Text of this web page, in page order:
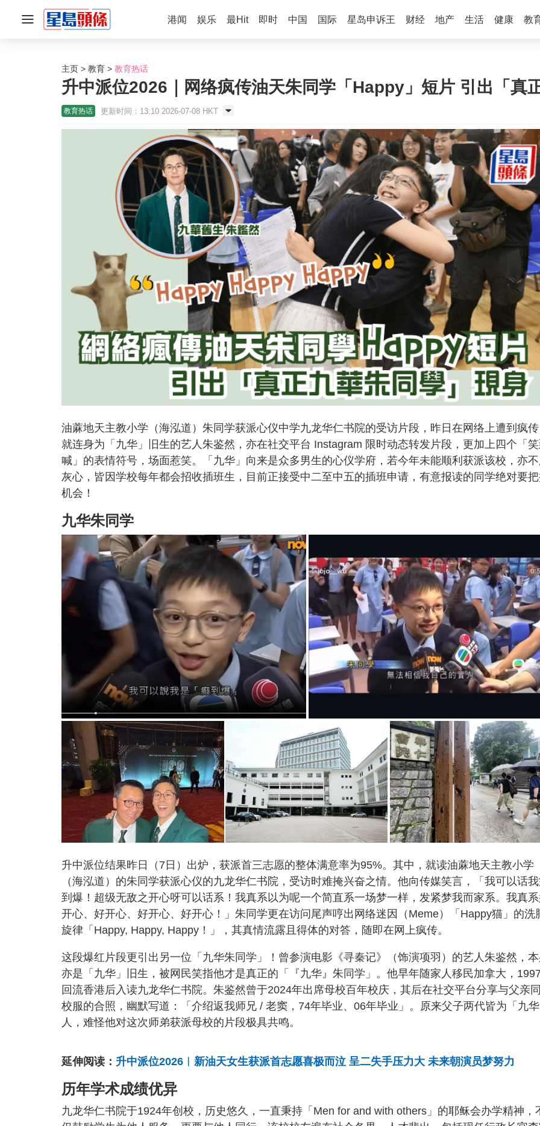
港闻 娱乐 最Hit 即时 中国 国际 星岛申诉王 财经 地产 生活 健康 教
主页 教育 教育热话
升中派位2026｜网络疯传油天朱同学「Happy」短片 引出「真
教育热话 更新时间：13:10 2026-07-08 HKT
油蔴地天主教小学（海泓道）朱同学获派心仪中学九龙华仁书院的受访片段，昨日在网络上遭到疯传
就连身为「九华」旧生的艺人朱鉴然，亦在社交平台 Instagram 限时动态转发片段，更加上四个「笑
喊」的表情符号，场面惹笑。「九华」向来是众多男生的心仪学府，若今年未能顺利获派该校，亦不
灰心，皆因学校每年都会招收插班生，目前正接受中二至中五的插班申请，有意报读的同学绝对要
机会！
九华朱同学
升中派位结果昨日（7日）出炉，获派首三志愿的整体满意率为95%。其中，就读油蔴地天主教小学
（海泓道）的朱同学获派心仪的九龙华仁书院，受访时难掩兴奋之情。他向传媒笑言，「我可以话
到爆！超级无敌之开心呀可以话系！我真系以为呢一个简直系一场梦一样，发紧梦我而家系。我真
开心、好开心、好开心、好开心！」朱同学更在访问尾声哼出网络迷因（Meme）「Happy猫」的洗
旋律「Happy, Happy, Happy！」，其真情流露且得体的对答，随即在网上疯传。
这段爆红片段更引出另一位「九华朱同学」！曾参演电影《寻秦记》（饰演项羽）的艺人朱鉴然，
亦是「九华」旧生，被网民笑指他才是真正的「『九华』朱同学」。他早年随家人移民加拿大，
回流香港后入读九龙华仁书院。朱鉴然曾于2024年出席母校百年校庆，其后在社交平台分享与父亲
校服的合照，幽默写道：「介绍返我师兄 / 老窦，74年毕业、06年毕业」。原来父子两代皆为「九华
人，难怪他对这次师弟获派母校的片段极具共鸣。
延伸阅读： 升中派位2026︱新油天女生获派首志愿喜极而泣 呈二失手压力大 未来朝演员梦努力
历年学术成绩优异
九龙华仁书院于1924年创校，历史悠久，一直秉持「Men for and with others」的耶稣会办学精神，